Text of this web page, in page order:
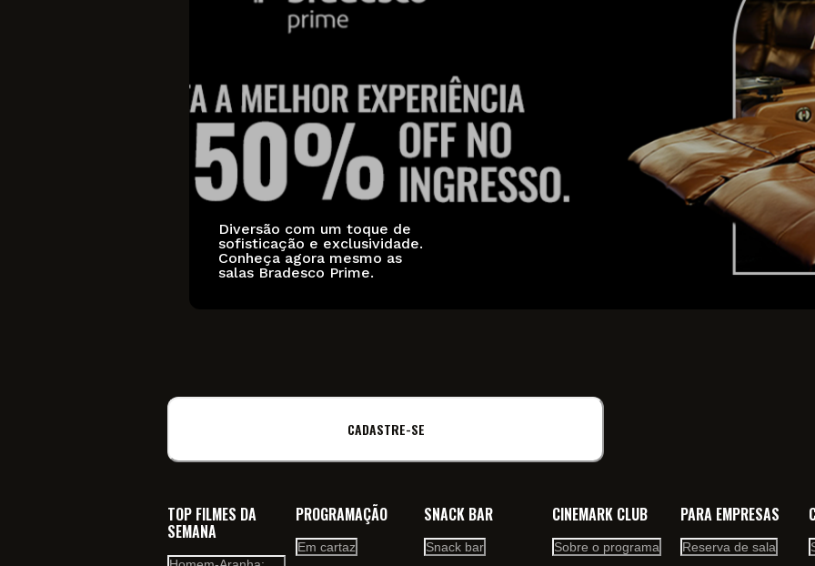
Diversão com um toque de
sofisticação e exclusividade.
Conheça agora mesmo as
salas Bradesco Prime.
CADASTRE-SE
TOP FILMES DA
SEMANA
PROGRAMAÇÃO
Em cartaz
SNACK BAR
Snack bar
CINEMARK CLUB
Sobre o programa
PARA EMPRESAS
Reserva de sala